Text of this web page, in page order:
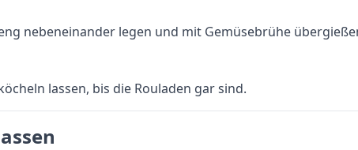
nebeneinander legen und mit Gemüsebrühe
lassen, bis die Rouladen gar sind.